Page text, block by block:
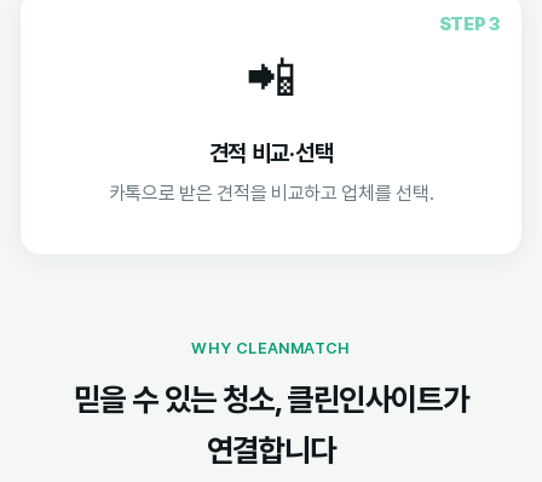
STEP 3
📲
견적 비교·선택
카톡으로 받은 견적을 비교하고 업체를 선택.
WHY CLEANMATCH
믿을 수 있는 청소, 클린인사이트가
연결합니다